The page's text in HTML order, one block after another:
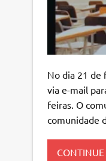
No dia 21 de
via e-mail
feiras. O
comunidade